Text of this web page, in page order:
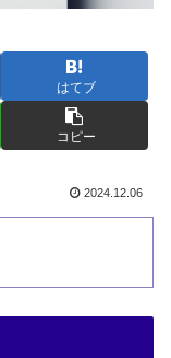
はてブ
コピー
2024.12.06